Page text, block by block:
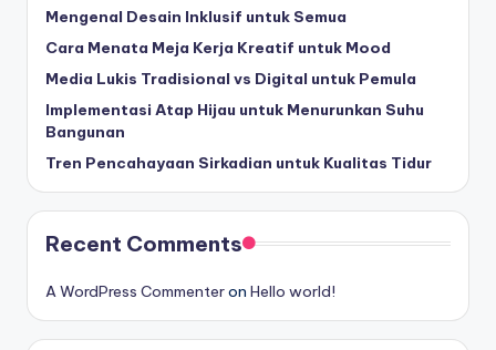
a
p
o
k
e
r
Mengenal Desain Inklusif untuk Semua
Cara Menata Meja Kerja Kreatif untuk Mood
Media Lukis Tradisional vs Digital untuk Pemula
Implementasi Atap Hijau untuk Menurunkan Suhu
Bangunan
Tren Pencahayaan Sirkadian untuk Kualitas Tidur
Recent Comments
A WordPress Commenteron Hello world!